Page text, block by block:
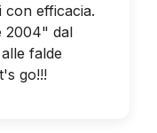
con efficacia.
2004" dal
falde
go!!!